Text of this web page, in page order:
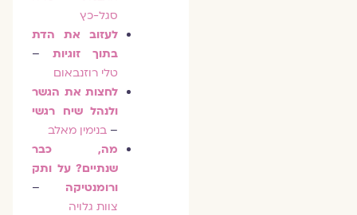
סגל-כץ
לעזוב את הדת
בתוך זוגיות–
טלי רוזנבאום
לחצות את הגשר
ולנהל שיח רגשי
–בנימין מאלב
מה, כבר
שנתיים? על ותק
ורומנטיקה–
צוות גלויה